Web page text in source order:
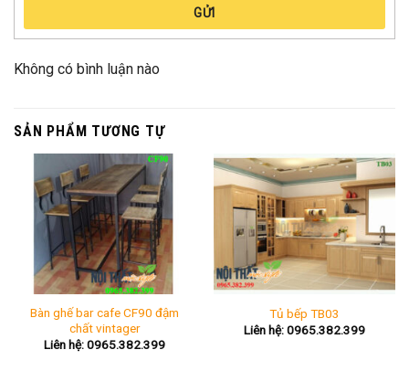
GỬI
Không có bình luận nào
SẢN PHẨM TƯƠNG TỰ
Bàn ghế bar cafe CF90 đậm
chất vintager
Liên hệ: 0965.382.399
Tủ bếp TB03
Liên hệ: 0965.382.399